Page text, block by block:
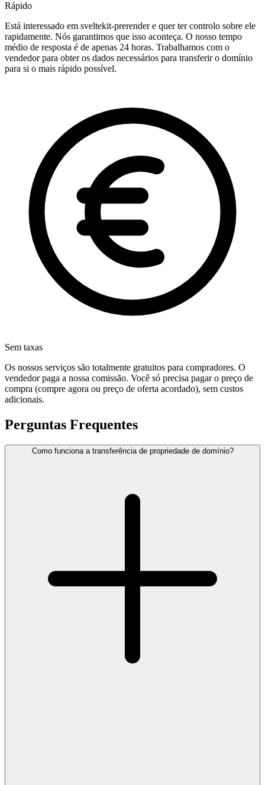
Rápido
Está interessado em sveltekit-prerender e quer ter controlo sobre ele
rapidamente. Nós garantimos que isso aconteça. O nosso tempo
médio de resposta é de apenas 24 horas. Trabalhamos com o
vendedor para obter os dados necessários para transferir o domínio
para si o mais rápido possível.
Sem taxas
Os nossos serviços são totalmente gratuitos para compradores. O
vendedor paga a nossa comissão. Você só precisa pagar o preço de
compra (compre agora ou preço de oferta acordado), sem custos
adicionais.
Perguntas Frequentes
Como funciona a transferência de propriedade de domínio?